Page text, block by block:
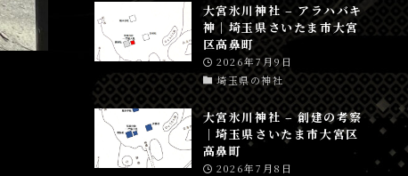
大宮氷川神社 – アラハバキ
神│埼玉県さいたま市大宮
区高鼻町
2026年7月9日
埼玉県の神社
大宮氷川神社 – 創建の考察
│埼玉県さいたま市大宮区
高鼻町
2026年7月8日